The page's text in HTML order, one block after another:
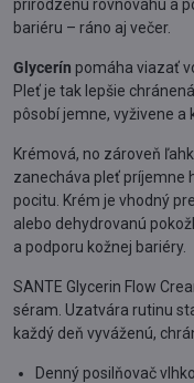
prirodzenú rovnováhu a
bariéru – ráno aj večer.
Glycerín pomáha viazať
Pleť je tak lepšie
pôsobí jemne, vyživene
Krémová, no zároveň
zanecháva pleť príjemne
pocitu. Krém je vhodný
alebo dehydrovanú
a podporu kožnej bariéry.
SANTE Glycerin Flow
séram. Uzatvára rutinu
každý deň vyváženú,
Denný posilňovač